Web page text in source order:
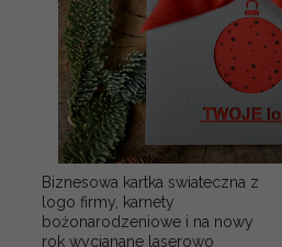
Biznesowa kartka swiateczna z
logo firmy, karnety
bożonarodzeniowe i na nowy
rok wycianane laserowo